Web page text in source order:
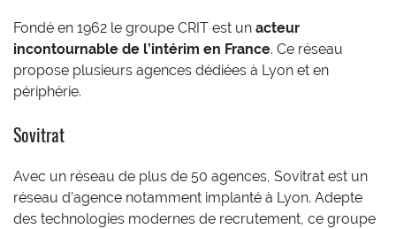
Fondé en 1962 le groupe CRIT est un acteur
incontournable de l’intérim en France. Ce réseau
propose plusieurs agences dédiées à Lyon et en
périphérie.
Sovitrat
Avec un réseau de plus de 50 agences, Sovitrat est un
réseau d’agence notamment implanté à Lyon. Adepte
des technologies modernes de recrutement, ce groupe